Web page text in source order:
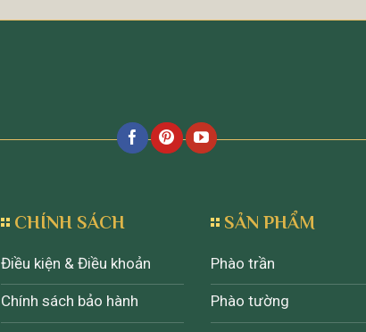
CHÍNH SÁCH
Điều kiện & Điều khoản
Chính sách bảo hành
SẢN PHẨM
Phào trần
Phào tường